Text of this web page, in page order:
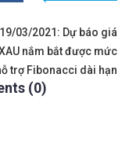
𝐜ự𝐜 𝐭𝐡ấ𝐩, 𝐓𝐡𝐚𝐧𝐡
𝘜𝘺 𝘛í𝘯 𝘷à 𝘱𝘩ù
𝘯ổ𝘪 𝘵𝘪ế𝘯𝘨
18-03-2021-
19/03/2021: Dự báo giá
nắm bắt được mức
trợ Fibonacci dài hạn
(0)